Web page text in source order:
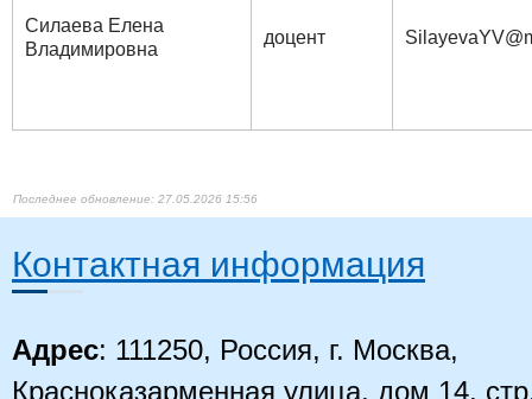
Силаева Елена
Владимировна
доцент
27.05.2026 15:56
Контактная информация
Адрес: 111250, Россия, г. Москва,
Красноказарменная улица, дом 14,